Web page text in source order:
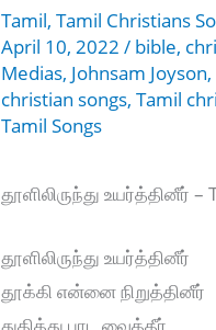
Tamil,Tamil Christians
April 10, 2022/ bible,
Medias, Johnsam Joyson,
christian songs,Tamil
Tamil Songs
தூளிலிருந்து உயர்த்தினீர்
தூளிலிருந்து உயர்த்தினீர்
தூக்கி என்னை நிறுத்தினீர்